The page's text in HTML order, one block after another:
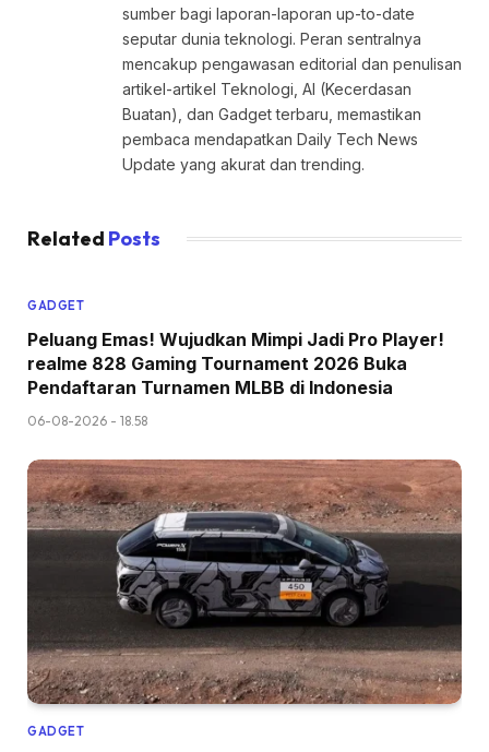
sumber bagi laporan-laporan up-to-date
seputar dunia teknologi. Peran sentralnya
mencakup pengawasan editorial dan penulisan
artikel-artikel Teknologi, AI (Kecerdasan
Buatan), dan Gadget terbaru, memastikan
pembaca mendapatkan Daily Tech News
Update yang akurat dan trending.
Related Posts
GADGET
Peluang Emas! Wujudkan Mimpi Jadi Pro Player!
realme 828 Gaming Tournament 2026 Buka
Pendaftaran Turnamen MLBB di Indonesia
06-08-2026 - 18.58
GADGET